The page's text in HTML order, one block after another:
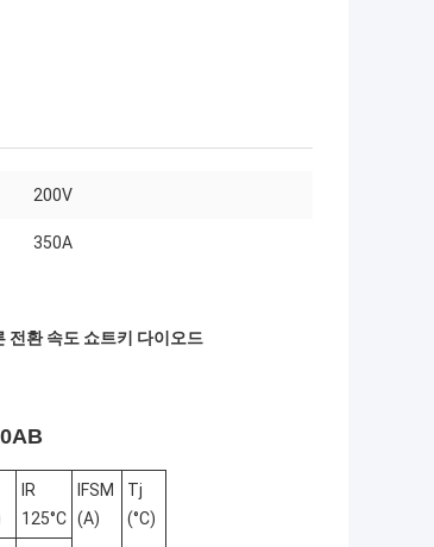
200V
350A
전환 속도 쇼트키 다이오드
IR
125°C
IFSM
(A)
Tj
(°C)